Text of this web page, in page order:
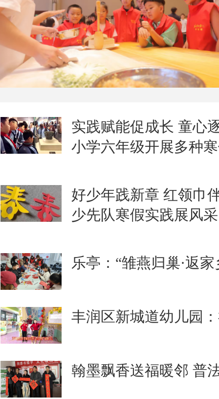
实践赋能促成长 童
小学六年级开展多种
好少年践新章 红领
少先队寒假实践展风采
乐亭：“雏燕归巢·返
丰润区新城道幼儿园
翰墨飘香送福暖邻 普